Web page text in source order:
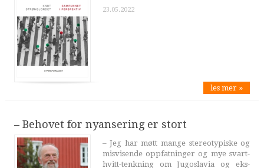
23.05.2022
les mer »
– Behovet for nyansering er stort
– Jeg har møtt mange stereotypiske og
misvisende oppfatninger og mye svart-
hvitt-tenkning om Jugoslavia og eks-